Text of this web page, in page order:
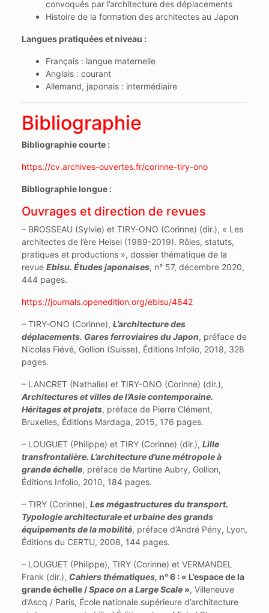
convoqués par l’architecture des déplacements
Histoire de la formation des architectes au Japon
Langues pratiquées et niveau :
Français : langue maternelle
Anglais : courant
Allemand, japonais : intermédiaire
Bibliographie
Bibliographie courte :
https://cv.archives-ouvertes.fr/corinne-tiry-ono
Bibliographie longue :
Ouvrages et direction de revues
– BROSSEAU (Sylvie) et TIRY-ONO (Corinne) (dir.), « Les
architectes de l’ère Heisei (1989-2019). Rôles, statuts,
pratiques et productions », dossier thématique de la
revue Ebisu. Études japonaises, n° 57, décembre 2020,
444 pages.
https://journals.openedition.org/ebisu/4842
– TIRY-ONO (Corinne), L’architecture des
déplacements. Gares ferroviaires du Japon, préface de
Nicolas Fiévé, Gollion (Suisse), Éditions Infolio, 2018, 328
pages.
– LANCRET (Nathalie) et TIRY-ONO (Corinne) (dir.),
Architectures et villes de l’Asie contemporaine.
Héritages et projets, préface de Pierre Clément,
Bruxelles, Éditions Mardaga, 2015, 176 pages.
– LOUGUET (Philippe) et TIRY (Corinne) (dir.), Lille
transfrontalière. L’architecture d’une métropole à
grande échelle, préface de Martine Aubry, Gollion,
Éditions Infolio, 2010, 184 pages.
– TIRY (Corinne), Les mégastructures du transport.
Typologie architecturale et urbaine des grands
équipements de la mobilité, préface d’André Pény, Lyon,
Éditions du CERTU, 2008, 144 pages.
– LOUGUET (Philippe), TIRY (Corinne) et VERMANDEL
Frank (dir.), Cahiers thématiques, n° 6 : « L’espace de la
grande échelle /Space on a Large Scale», Villeneuve
d’Ascq / Paris, École nationale supérieure d’architecture